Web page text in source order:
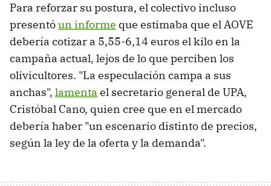
Para reforzar su postura, el colectivo incluso
presentóun informe que estimaba que el AOVE
debería cotizar a 5,55-6,14 euros el kilo en la
campaña actual, lejos de lo que perciben los
olivicultores. "La especulación campa a sus
anchas", lamenta el secretario general de UPA,
Cristóbal Cano, quien cree que en el mercado
debería haber "un escenario distinto de precios,
según la ley de la oferta y la demanda".